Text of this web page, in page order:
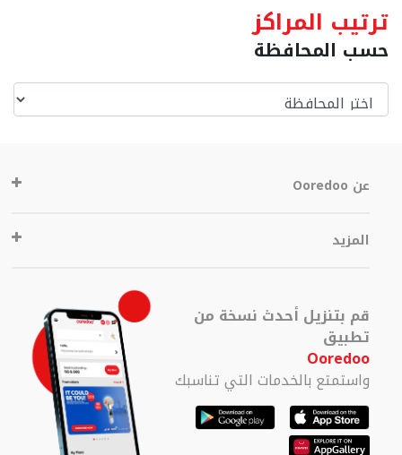
ترتيب المراكز
حسب المحافظة
عن Ooredoo
المزيد
قم بتنزيل أحدث نسخة من
تطبيق
Ooredoo
واستمتع بالخدمات التي تناسبك